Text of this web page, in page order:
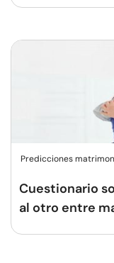
Predicciones
Cuestionario
al otro entre